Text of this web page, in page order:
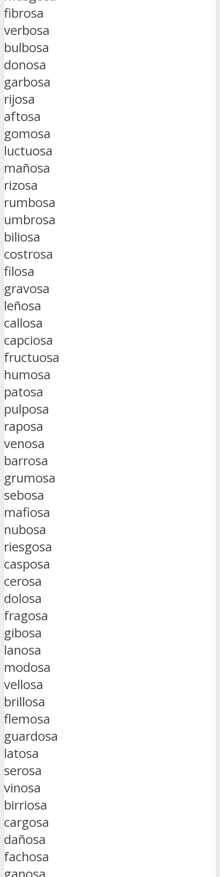
fibrosa
verbosa
bulbosa
donosa
garbosa
rijosa
aftosa
gomosa
luctuosa
mañosa
rizosa
rumbosa
umbrosa
biliosa
costrosa
filosa
gravosa
leñosa
callosa
capciosa
fructuosa
humosa
patosa
pulposa
raposa
venosa
barrosa
grumosa
sebosa
mafiosa
nubosa
riesgosa
casposa
cerosa
dolosa
fragosa
gibosa
lanosa
modosa
vellosa
brillosa
flemosa
guardosa
latosa
serosa
vinosa
birriosa
cargosa
dañosa
fachosa